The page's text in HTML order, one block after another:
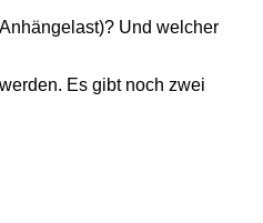
Und welcher
Es gibt noch zwei